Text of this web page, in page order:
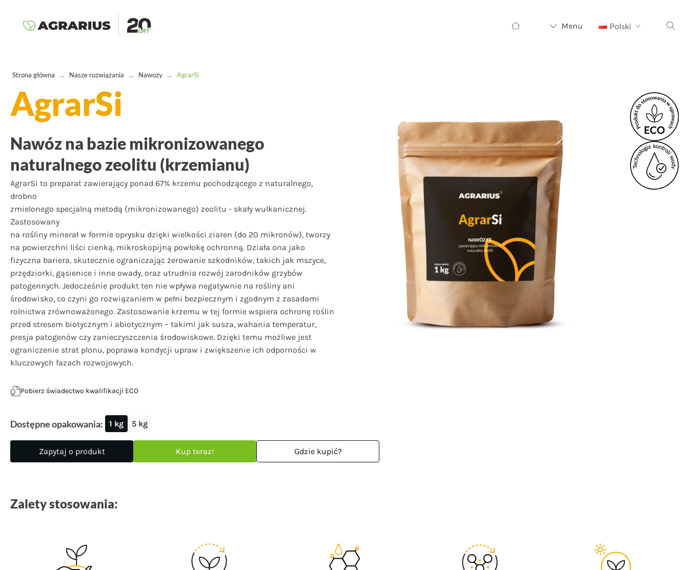
Menu Polski Szukaj:
Strona główna → Nasze rozwiązania → Nawozy → AgrarSi
AgrarSi
Nawóz na bazie mikronizowanego
naturalnego zeolitu (krzemianu)
AgrarSi to preparat zawierający ponad 67% krzemu pochodzącego z naturalnego,
drobno
zmielonego specjalną metodą (mikronizowanego) zeolitu - skały wulkanicznej.
Zastosowany
na rośliny minerał w formie oprysku dzięki wielkości ziaren (do 20 mikronów), tworzy
na powierzchni liści cienką, mikroskopijną powłokę ochronną. Działa ona jako
fizyczna bariera, skutecznie ograniczając żerowanie szkodników, takich jak mszyce,
przędziorki, gąsienice i inne owady, oraz utrudnia rozwój zarodników grzybów
patogennych. Jedocześnie produkt ten nie wpływa negatywnie na rośliny ani
środowisko, co czyni go rozwiązaniem w pełni bezpiecznym i zgodnym z zasadami
rolnictwa zrównoważonego. Zastosowanie krzemu w tej formie wspiera ochronę roślin
przed stresem biotycznym i abiotycznym – takimi jak susza, wahania temperatur,
presja patogenów czy zanieczyszczenia środowiskowe. Dzięki temu możliwe jest
ograniczenie strat plonu, poprawa kondycji upraw i zwiększenie ich odporności w
kluczowych fazach rozwojowych.
Pobierz świadectwo kwalifikacji ECO
Dostępne opakowania: 1 kg 5 kg
Zapytaj o produkt Kup teraz! Gdzie kupić?
Zalety stosowania: